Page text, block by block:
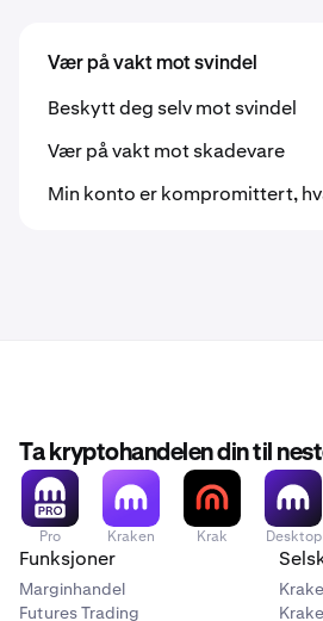
Vær på vakt mot svindel
Beskytt deg selv mot svindel
Vær på vakt mot skadevare
Min konto er kompromittert,
Ta kryptohandelen din til
Pro Kraken Krak Desktop
Funksjoner
Marginhandel
Futures Trading